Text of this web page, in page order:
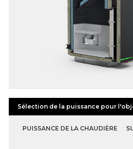
d’élargissement (B), le module supplémentaire.
Sélection de la puissance pour
PUISSANCE DE LA CHAUDIÈRE